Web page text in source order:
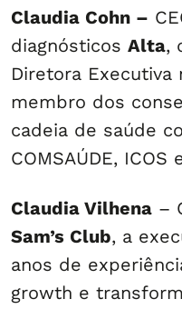
Claudia Cohn –
diagnósticos Alta,
Diretora Executiva
membro dos
cadeia de saúde
COMSAÚDE,
Claudia Vilhena –
Sam’s Club, a
anos de
growth e